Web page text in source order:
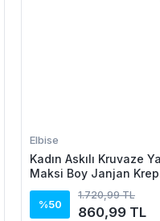
Elbise
Kadın Askılı Kruvaze
Maksi Boy Janjan Krep
Elbise
%50
1.720,99 TL
860,99 TL